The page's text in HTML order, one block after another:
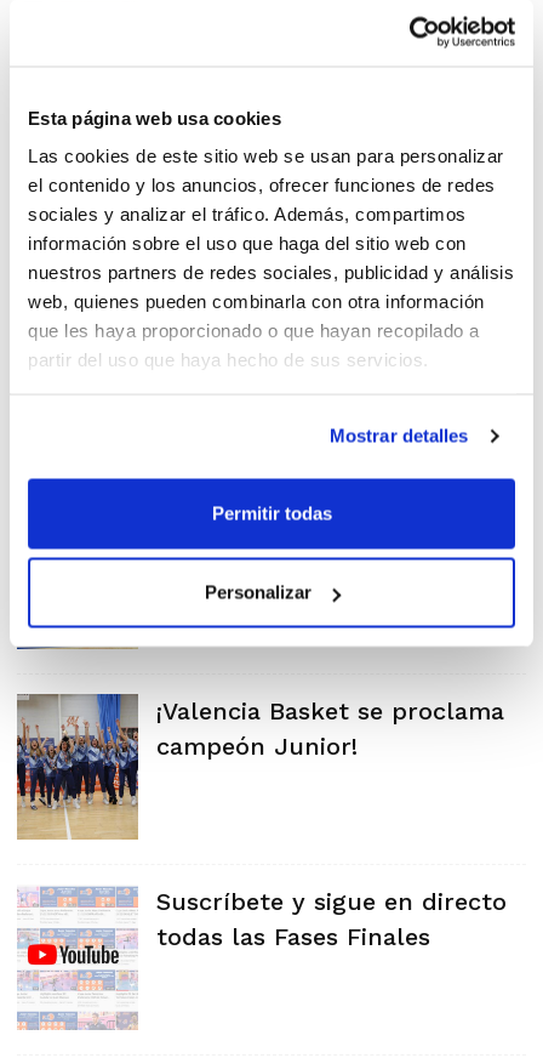
Esta página web usa cookies
Las cookies de este sitio web se usan para personalizar
el contenido y los anuncios, ofrecer funciones de redes
sociales y analizar el tráfico. Además, compartimos
información sobre el uso que haga del sitio web con
nuestros partners de redes sociales, publicidad y análisis
web, quienes pueden combinarla con otra información
que les haya proporcionado o que hayan recopilado a
partir del uso que haya hecho de sus servicios.
Mostrar detalles
Permitir todas
Personalizar
primera Fase Final Autonómica
La lucha por el título en
Junior Autonómico
Junior Femenino ya tiene
equipos para la Fase Final
Autonómica
¡Valencia Basket se proclama
campeón Junior!
Suscríbete y sigue en directo
todas las Fases Finales